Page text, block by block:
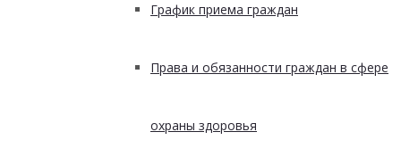
График приема граждан
Права и обязанности граждан в сфере
охраны здоровья